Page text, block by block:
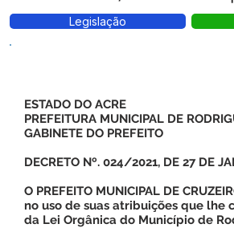
Legislação
ESTADO DO ACRE
PREFEITURA MUNICIPAL DE
GABINETE DO PREFEITO
DECRETO Nº. 024/2021, DE 27 DE
O PREFEITO MUNICIPAL DE
no uso de suas atribuições que lhe
da Lei Orgânica do Município de